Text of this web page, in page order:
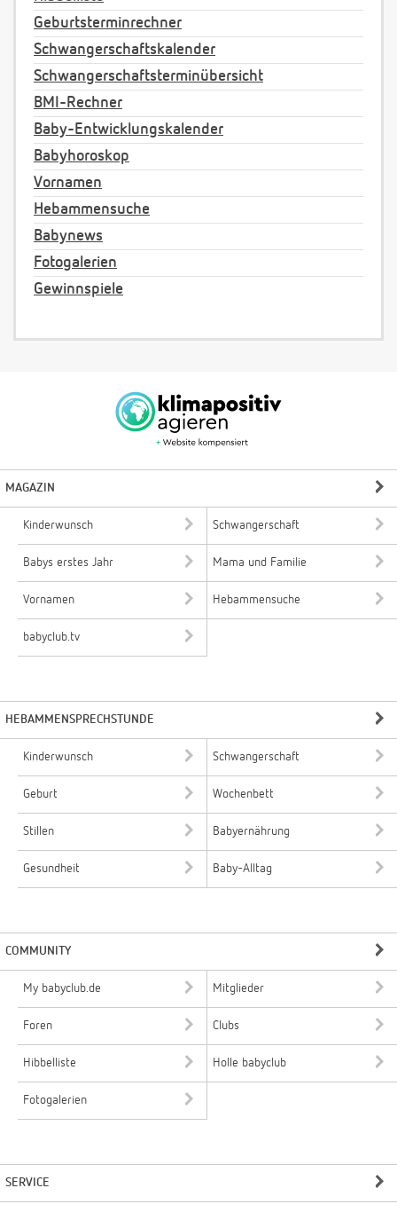
Geburtsterminrechner
Schwangerschaftskalender
Schwangerschaftsterminübersicht
BMI-Rechner
Baby-Entwicklungskalender
Babyhoroskop
Vornamen
Hebammensuche
Babynews
Fotogalerien
Gewinnspiele
MAGAZIN
Kinderwunsch Schwangerschaft
Babys erstes Jahr Mama und Familie
Vornamen Hebammensuche
babyclub.tv
HEBAMMENSPRECHSTUNDE
Kinderwunsch Schwangerschaft
Geburt Wochenbett
Stillen Babyernährung
Gesundheit Baby-Alltag
COMMUNITY
My babyclub.de Mitglieder
Foren Clubs
Hibbelliste Holle babyclub
Fotogalerien
SERVICE